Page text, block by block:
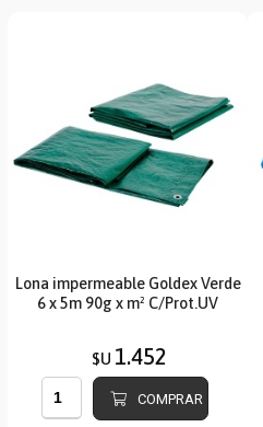
Lona impermeable Goldex Verde
6 x 5m 90g x m² C/Prot.UV
$U 1.452
COMPRAR